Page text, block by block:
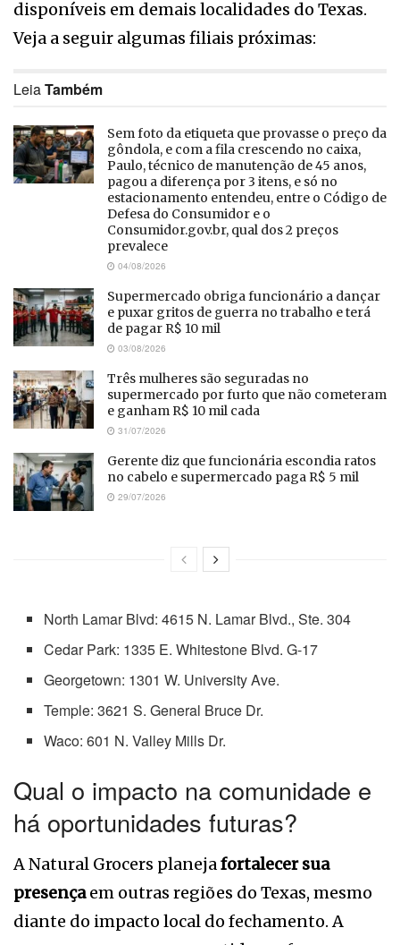
disponíveis em demais localidades do Texas.
Veja a seguir algumas filiais próximas:
LeiaTambém
Sem foto da etiqueta que provasse o preço da
gôndola, e com a fila crescendo no caixa,
Paulo, técnico de manutenção de 45 anos,
pagou a diferença por 3 itens, e só no
estacionamento entendeu, entre o Código de
Defesa do Consumidor e o
Consumidor.gov.br, qual dos 2 preços
prevalece
04/08/2026
Supermercado obriga funcionário a dançar
e puxar gritos de guerra no trabalho e terá
de pagar R$ 10 mil
03/08/2026
Três mulheres são seguradas no
supermercado por furto que não cometeram
e ganham R$ 10 mil cada
31/07/2026
Gerente diz que funcionária escondia ratos
no cabelo e supermercado paga R$ 5 mil
29/07/2026
North Lamar Blvd: 4615 N. Lamar Blvd., Ste. 304
Cedar Park: 1335 E. Whitestone Blvd. G-17
Georgetown: 1301 W. University Ave.
Temple: 3621 S. General Bruce Dr.
Waco: 601 N. Valley Mills Dr.
Qual o impacto na comunidade e
há oportunidades futuras?
A Natural Grocers planejafortalecer sua
presençaem outras regiões do Texas, mesmo
diante do impacto local do fechamento. A